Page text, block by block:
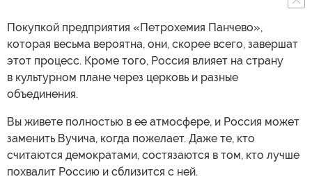
Покупкой предприятия «Петрохемия Панчево»,
которая весьма вероятна, они, скорее всего, завершат
этот процесс. Кроме того, Россия влияет на страну
в культурном плане через церковь и разные
объединения.
Вы живете полностью в ее атмосфере, и Россия может
заменить Вучича, когда пожелает. Даже те, кто
считаются демократами, состязаются в том, кто лучше
похвалит Россию и сблизится с ней.